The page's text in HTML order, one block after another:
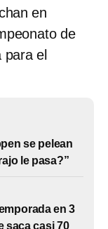
en
de
el
se pelean
le pasa?”
en 3
saca casi 70